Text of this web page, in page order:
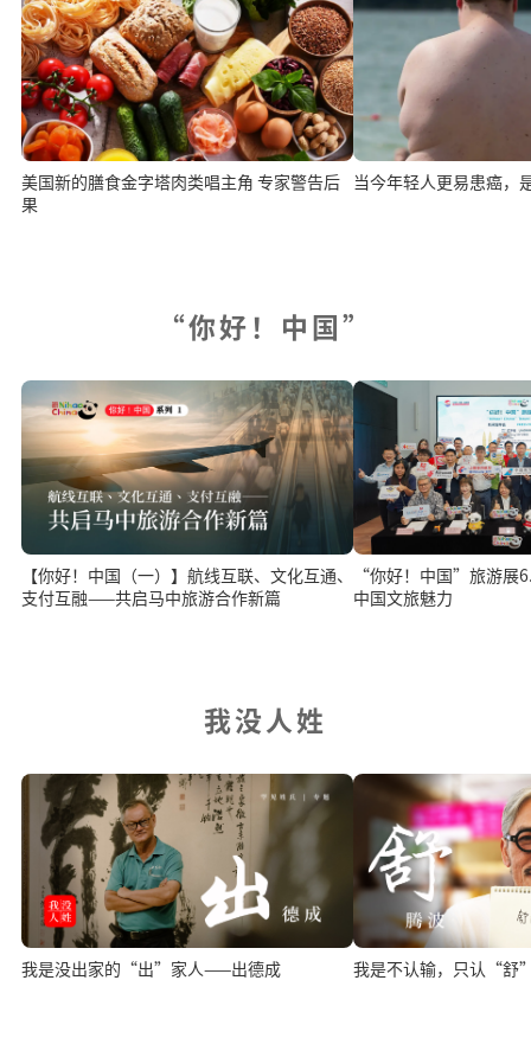
美国新的膳食金字塔肉类唱主角 专家警告后
果
当今年轻人更易患癌，
“你好！中国”
【你好！中国（一）】航线互联、文化互通、
支付互融——共启马中旅游合作新篇
“你好！中国”旅游展
中国文旅魅力
我没人姓
我是没出家的“出”家人——出德成 我是不认输，只认“舒